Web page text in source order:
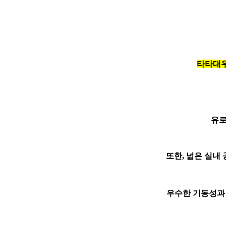
타타대
유
또한, 넓은 실내
우수한 기동성